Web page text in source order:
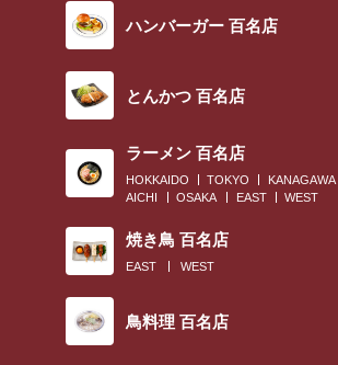
ハンバーガー 百名店
とんかつ 百名店
ラーメン 百名店
HOKKAIDO TOKYO
KANAGAWA
AICHI
OSAKA EAST WEST
焼き鳥 百名店
EAST WEST
鳥料理 百名店